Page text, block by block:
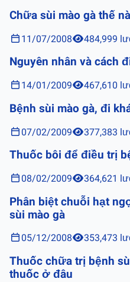
Chữa sùi mào gà thế
11/07/2008 484,999
Nguyên nhân và cách
14/01/2009 467,610
Bệnh sùi mào gà, đi
07/02/2009 377,383
Thuốc bôi để điều trị
08/02/2009 364,621
Phân biệt chuỗi hạt
sùi mào gà
05/12/2008 353,473
Thuốc chữa trị bệnh
thuốc ở đâu